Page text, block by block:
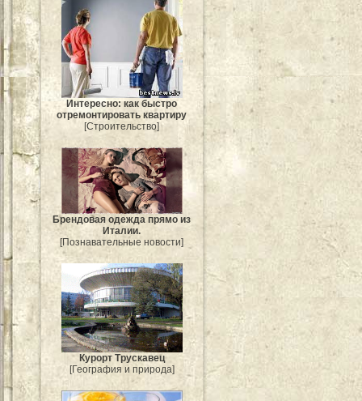
Интересно: как быстро
отремонтировать квартиру
[Строительство]
Брендовая одежда прямо из
Италии.
[Познавательные новости]
Курорт Трускавец
[География и природа]